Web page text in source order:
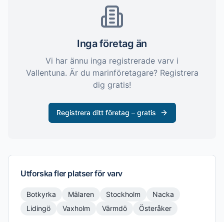
Inga företag än
Vi har ännu inga registrerade varv i
Vallentuna. Är du marinföretagare? Registrera
dig gratis!
Registrera ditt företag – gratis
Utforska fler platser för varv
Botkyrka Mälaren Stockholm
Nacka
Lidingö
Vaxholm Värmdö Österåker